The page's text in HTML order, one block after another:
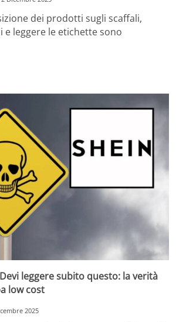
dei prodotti sugli scaffali,
leggere le etichette sono
leggere subito questo: la verità
low cost
2025